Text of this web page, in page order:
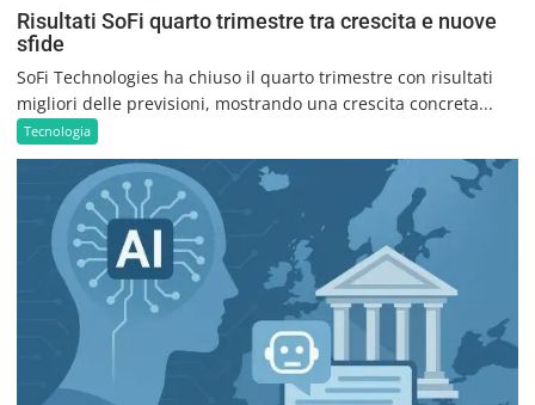
Risultati SoFi quarto trimestre tra crescita e nuove
sfide
SoFi Technologies ha chiuso il quarto trimestre con risultati
migliori delle previsioni, mostrando una crescita concreta...
Tecnologia